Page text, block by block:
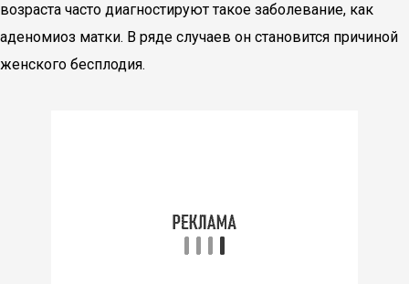
возраста часто диагностируют такое заболевание, как
аденомиоз матки. В ряде случаев он становится причиной
женского бесплодия.